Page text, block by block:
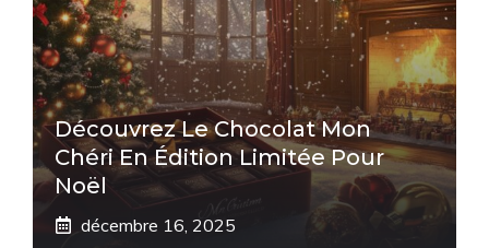
Découvrez Le Chocolat Mon
Chéri En Édition Limitée Pour
Noël
décembre 16, 2025